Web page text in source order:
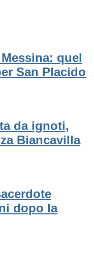
quel
San Placido
da ignoti,
Biancavilla
dopo la